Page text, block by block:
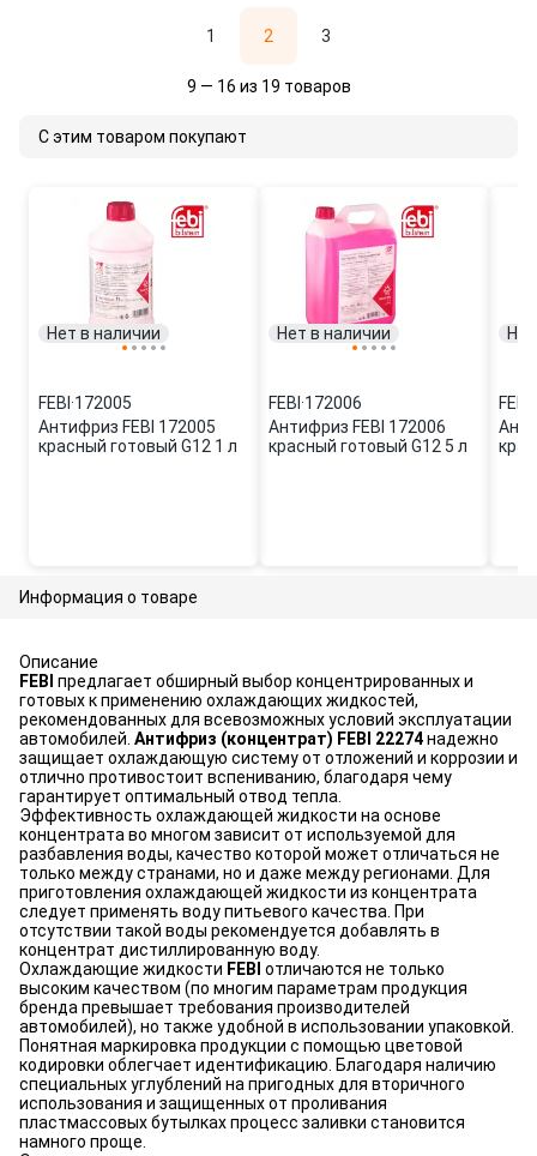
1 2 3
9 — 16 из 19 товаров
С этим товаром покупают
Нет в наличии
FEBI ·172005
Антифриз FEBI 172005
красный готовый G12 1 л
Нет в наличии
FEBI ·172006
Антифриз FEBI 172006
красный готовый G12 5 л
FEBI
Информация о товаре
Описание
FEBI предлагает обширный выбор концентрированных и
готовых к применению охлаждающих жидкостей,
рекомендованных для всевозможных условий эксплуатации
автомобилей. Антифриз (концентрат) FEBI 22274надежно
защищает охлаждающую систему от отложений и коррозии и
отлично противостоит вспениванию, благодаря чему
гарантирует оптимальный отвод тепла.
Эффективность охлаждающей жидкости на основе
концентрата во многом зависит от используемой для
разбавления воды, качество которой может отличаться не
только между странами, но и даже между регионами. Для
приготовления охлаждающей жидкости из концентрата
следует применять воду питьевого качества. При
отсутствии такой воды рекомендуется добавлять в
концентрат дистиллированную воду.
Охлаждающие жидкости FEBI отличаются не только
высоким качеством (по многим параметрам продукция
бренда превышает требования производителей
автомобилей), но также удобной в использовании упаковкой.
Понятная маркировка продукции с помощью цветовой
кодировки облегчает идентификацию. Благодаря наличию
специальных углублений на пригодных для вторичного
использования и защищенных от проливания
пластмассовых бутылках процесс заливки становится
намного проще.